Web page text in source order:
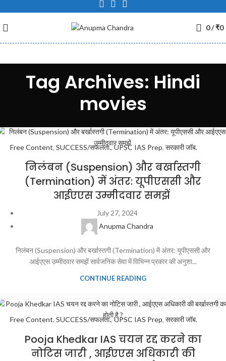
0/₹0
Tag Archives: Hindi
movies
Free Content, SUCCESS/सफलता.,UPSC IAS Prep, सरकारी जॉब.
निलंबन (Suspension) और बर्खास्तगी
(Termination) में अंतर: यूपीएससी और
आईएएस उम्मीदवार समझें
July 27, 2024
Anupma Chandra
निलंबन (Suspension) और बर्खास्तगी (Termination) में अंतर: यूपीएससी और
आईएएस उम्मीदवार समझें सार्वजनिक सेवा में विभिन्न प्रकार की अनुशा...
CONTINUE READING
Free Content, SUCCESS/सफलता.,UPSC IAS Prep, सरकारी जॉब.
Pooja Khedkar IAS चयन रद्द करने का
नोटिस जारी , आईएएस अधिकारी की